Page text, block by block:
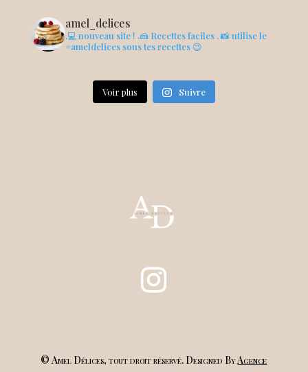
amel_delices
.💻 nouveau site ! .🍰 Recettes faciles . 📸 utilise le
#ameldelices sous tes recettes 😉
Voir plus Suivre
© Amel Délices, tout droit réservé. Designed ByAgence